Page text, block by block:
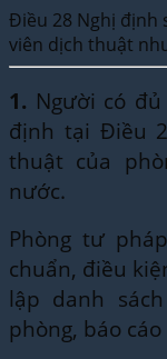
Điều 28 Nghị định
viên dịch thuật
1. Người có
định tại Điều
thuật của
nước.
Phòng tư
chuẩn, điều
lập danh
phòng, báo